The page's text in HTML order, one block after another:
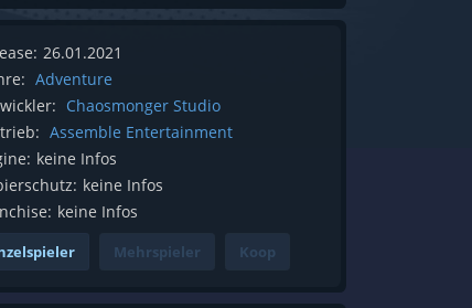
26.01.2021
Adventure
Chaosmonger Studio
Assemble Entertainment
keine Infos
keine Infos
keine Infos
Mehrspieler Koop